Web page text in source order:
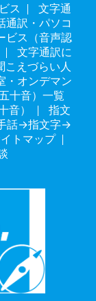
ス
文字通
通訳・パソコ
ビス（音声認
文字通訳に
こえづらい人
・オンデマン
十音）一覧
音）
指文
話→指文字→
トマップ